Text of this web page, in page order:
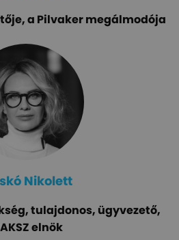
a Pilvaker megálmodója
Nikolett
tulajdonos, ügyvezető,
elnök